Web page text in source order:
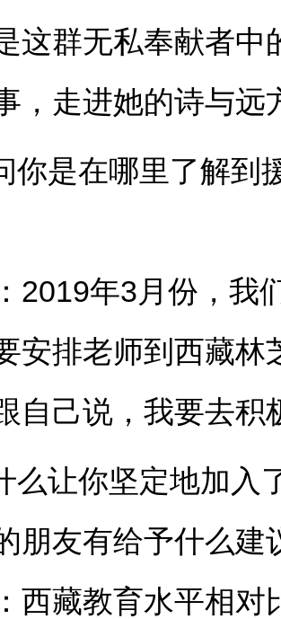
这群无私奉献者中
，走进她的诗与远
你是在哪里了解到
2019年3月份，我
安排老师到西藏林
自己说，我要去积
么让你坚定地加入
朋友有给予什么建
西藏教育水平相对